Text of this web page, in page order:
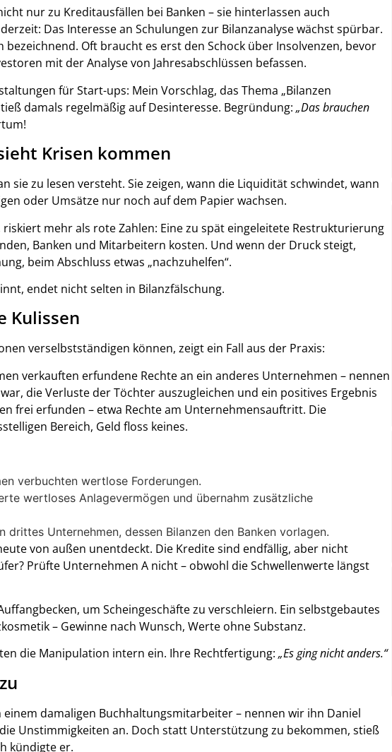
nur zu Kreditausfällen bei Banken – sie hinterlassen auch
Das Interesse an Schulungen zur Bilanzanalyse wächst spürbar.
bezeichnend. Oft braucht es erst den Schock über Insolvenzen, bevor
mit der Analyse von Jahresabschlüssen befassen.
für Start-ups: Mein Vorschlag, das Thema „Bilanzen
damals regelmäßig auf Desinteresse. Begründung: „Das brauchen
Krisen kommen
sie zu lesen versteht. Sie zeigen, wann die Liquidität schwindet, wann
oder Umsätze nur noch auf dem Papier wachsen.
mehr als rote Zahlen: Eine zu spät eingeleitete Restrukturierung
Banken und Mitarbeitern kosten. Und wenn der Druck steigt,
beim Abschluss etwas „nachzuhelfen“.
endet nicht selten in Bilanzfälschung.
Kulissen
verselbstständigen können, zeigt ein Fall aus der Praxis:
verkauften erfundene Rechte an ein anderes Unternehmen – nennen
die Verluste der Töchter auszugleichen und ein positives Ergebnis
frei erfunden – etwa Rechte am Unternehmensauftritt. Die
Bereich, Geld floss keines.
verbuchten wertlose Forderungen.
wertloses Anlagevermögen und übernahm zusätzliche
drittes Unternehmen, dessen Bilanzen den Banken vorlagen.
von außen unentdeckt. Die Kredite sind endfällig, aber nicht
Prüfte Unternehmen A nicht – obwohl die Schwellenwerte längst
um Scheingeschäfte zu verschleiern. Ein selbstgebautes
– Gewinne nach Wunsch, Werte ohne Substanz.
die Manipulation intern ein. Ihre Rechtfertigung: „Es ging nicht anders.“
damaligen Buchhaltungsmitarbeiter – nennen wir ihn Daniel
Unstimmigkeiten an. Doch statt Unterstützung zu bekommen, stieß
kündigte er.